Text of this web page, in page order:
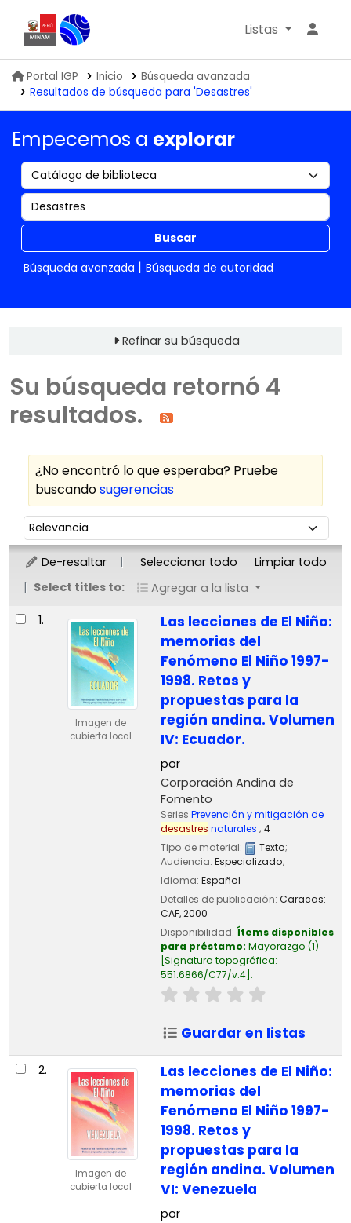
Biblioteca IGP
Listas
Portal IGP Inicio
Búsqueda avanzada
Resultados de búsqueda para 'Desastres'
Empecemos a explorar
Buscar
Búsqueda avanzada
Búsqueda de autoridad
Refinar su búsqueda
Su búsqueda retornó 4
resultados.
¿No encontró lo que esperaba? Pruebe
buscandosugerencias
Ordenar
Ordenar por:
De-resaltar Seleccionar todo
Limpiar todo
Select titles to:
Agregar a la lista
Resultados
1.
Imagen de
cubierta local
Las lecciones de El Niño:
memorias del
Fenómeno El Niño 1997-
1998. Retos y
propuestas para la
región andina. Volumen
IV: Ecuador.
por
Corporación Andina de
Fomento
Series Prevención y mitigación de
desastres naturales ; 4
Tipo de material:
Texto;
Audiencia: Especializado;
Idioma: Español
Detalles de publicación: Caracas:
CAF,2000
Disponibilidad: Ítems disponibles
para préstamo: Mayorazgo (1)
Signatura topográfica:
551.6866/C77/v.4 .
Guardar en listas
2.
Imagen de
cubierta local
Las lecciones de El Niño:
memorias del
Fenómeno El Niño 1997-
1998. Retos y
propuestas para la
región andina. Volumen
VI: Venezuela
por